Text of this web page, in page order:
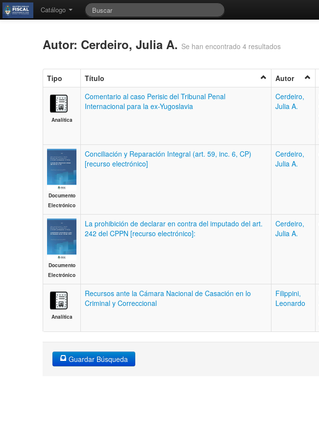
Catálogo
Autor: Cerdeiro, Julia A. Se han encontrado 4 resultados
Tipo Título Autor
Analítica
Comentario al caso Perisic del Tribunal Penal
Internacional para la ex-Yugoslavia
Cerdeiro,
Julia A.
Documento
Electrónico
Conciliación y Reparación Integral (art. 59, inc. 6, CP)
[recurso electrónico]
Cerdeiro,
Julia A.
Documento
Electrónico
La prohibición de declarar en contra del imputado del art.
242 del CPPN [recurso electrónico]:
Cerdeiro,
Julia A.
Analítica
Recursos ante la Cámara Nacional de Casación en lo
Criminal y Correccional
Filippini,
Leonardo
Guardar Búsqueda